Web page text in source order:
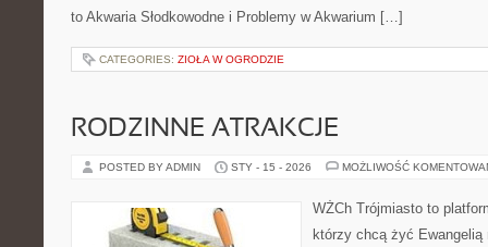
to Akwaria Słodkowodne i Problemy w Akwarium […]
CATEGORIES: ZIOŁA W OGRODZIE
RODZINNE ATRAKCJE
POSTED BY ADMIN STY - 15 - 2026 MOŻLIWOŚĆ
WŻCh Trójmiasto to
którzy chcą żyć